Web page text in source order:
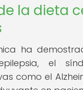
la dieta
ha
el
como el